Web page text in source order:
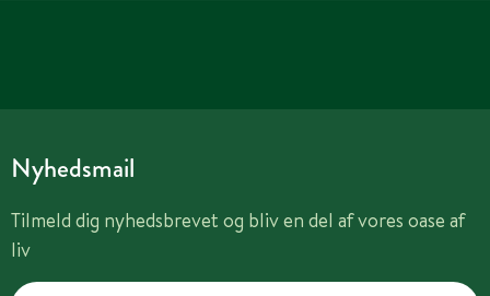
Nyhedsmail
Tilmeld dig nyhedsbrevet og bliv en del af vores oase af
liv